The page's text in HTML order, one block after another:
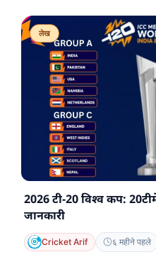
लेख
2026 टी-20 विश्व कप:
जानकारी
Cricket Arif ६ महीने पहले